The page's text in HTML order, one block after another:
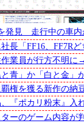
:
69
発見 走行中の車内
長「FF16、FF7Rど
った」
業員が行方不明に
す大鍋（内部温度
見つかる
と青」か「白と金」
の発端になった人
権を獲る新作の納
、『ポカリ粉末』入
員を1人部署に異
ーのゲーム内容が